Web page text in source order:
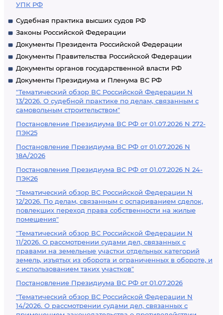
УПК РФ
Судебная практика высших судов РФ
Законы Российской Федерации
Документы Президента Российской Федерации
Документы Правительства Российской Федерации
Документы органов государственной власти РФ
Документы Президиума и Пленума ВС РФ
"Тематический обзор ВС Российской Федерации N
13/2026. О судебной практике по делам, связанным с
самовольным строительством"
Постановление Президиума ВС РФ от 01.07.2026 N 272-
ПЭК25
Постановление Президиума ВС РФ от 01.07.2026 N
18А/2026
Постановление Президиума ВС РФ от 01.07.2026 N 24-
ПЭК26
"Тематический обзор ВС Российской Федерации N
12/2026. По делам, связанным с оспариванием сделок,
повлекших переход права собственности на жилые
помещения"
"Тематический обзор ВС Российской Федерации N
11/2026. О рассмотрении судами дел, связанных с
правами на земельные участки отдельных категорий
земель, изъятых из оборота и ограниченных в обороте, и
с использованием таких участков"
Постановление Президиума ВС РФ от 01.07.2026
"Тематический обзор ВС Российской Федерации N
14/2026. О рассмотрении судами дел, связанных с